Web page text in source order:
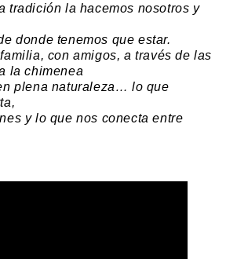
tradición la hacemos nosotros y
donde tenemos que estar.
con amigos, a través de las
la chimenea
plena naturaleza… lo que
y lo que nos conecta entre